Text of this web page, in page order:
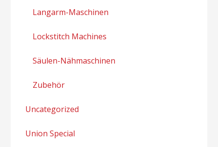
Langarm-Maschinen
Lockstitch Machines
Säulen-Nähmaschinen
Zubehör
Uncategorized
Union Special